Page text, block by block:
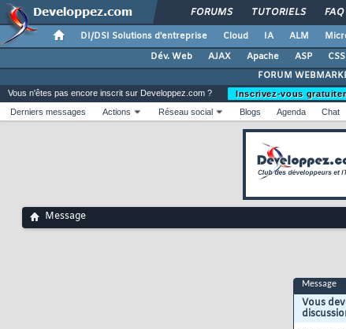
FORUMS TUTORIELS FAQ
DI/DSI Solutions d'entreprise Cloud IA ALM
Dév. Web
AJAX Apache ASP CSS
FORUM
Vous n'êtes pas encore inscrit sur Developpez.com ?
Inscrivez-vous
Derniers messages
Actions Réseau social Blogs Agenda Chat
Message
Message
Vous